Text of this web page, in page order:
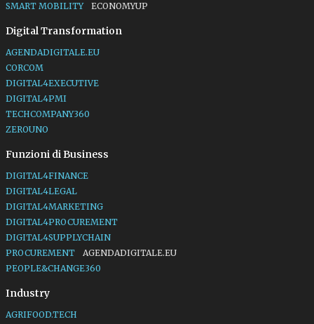
SMART MOBILITY
ECONOMYUP
Digital Transformation
AGENDADIGITALE.EU
CORCOM
DIGITAL4EXECUTIVE
DIGITAL4PMI
TECHCOMPANY360
ZEROUNO
Funzioni di Business
DIGITAL4FINANCE
DIGITAL4LEGAL
DIGITAL4MARKETING
DIGITAL4PROCUREMENT
DIGITAL4SUPPLYCHAIN
PROCUREMENT
AGENDADIGITALE.EU
PEOPLE&CHANGE360
Industry
AGRIFOOD.TECH